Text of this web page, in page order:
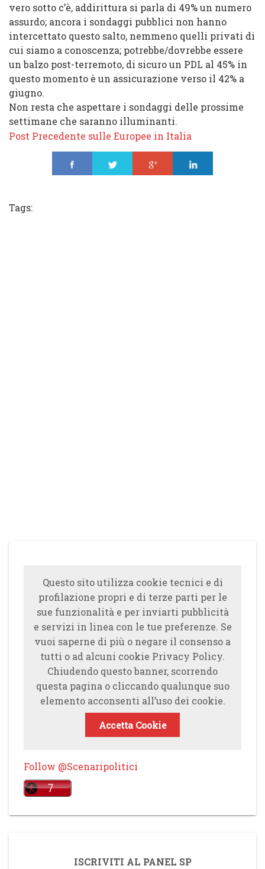
vero sotto c’è, addirittura si parla di 49%un numero
assurdo; ancora i sondaggi pubblici non hanno
intercettato questo salto, nemmeno quelli privati di
cui siamo a conoscenza; potrebbe/dovrebbe essere
un balzo post-terremoto, di sicuro un PDL al 45% in
questo momento è un assicurazione verso il 42% a
giugno.
Non resta che aspettare i sondaggi delle prossime
settimane che saranno illuminanti.
Post Precedente sulle Europee in Italia
Tags:
Questo sito utilizza cookie tecnici e di
profilazione propri e di terze parti per le
sue funzionalità e per inviarti pubblicità
e servizi in linea con le tue preferenze. Se
vuoi saperne di più o negare il consenso a
tutti o ad alcuni cookie Privacy Policy.
Chiudendo questo banner, scorrendo
questa pagina o cliccando qualunque suo
elemento acconsenti all’uso dei cookie.
Accetta Cookie
Follow @Scenaripolitici
ISCRIVITI AL PANEL SP